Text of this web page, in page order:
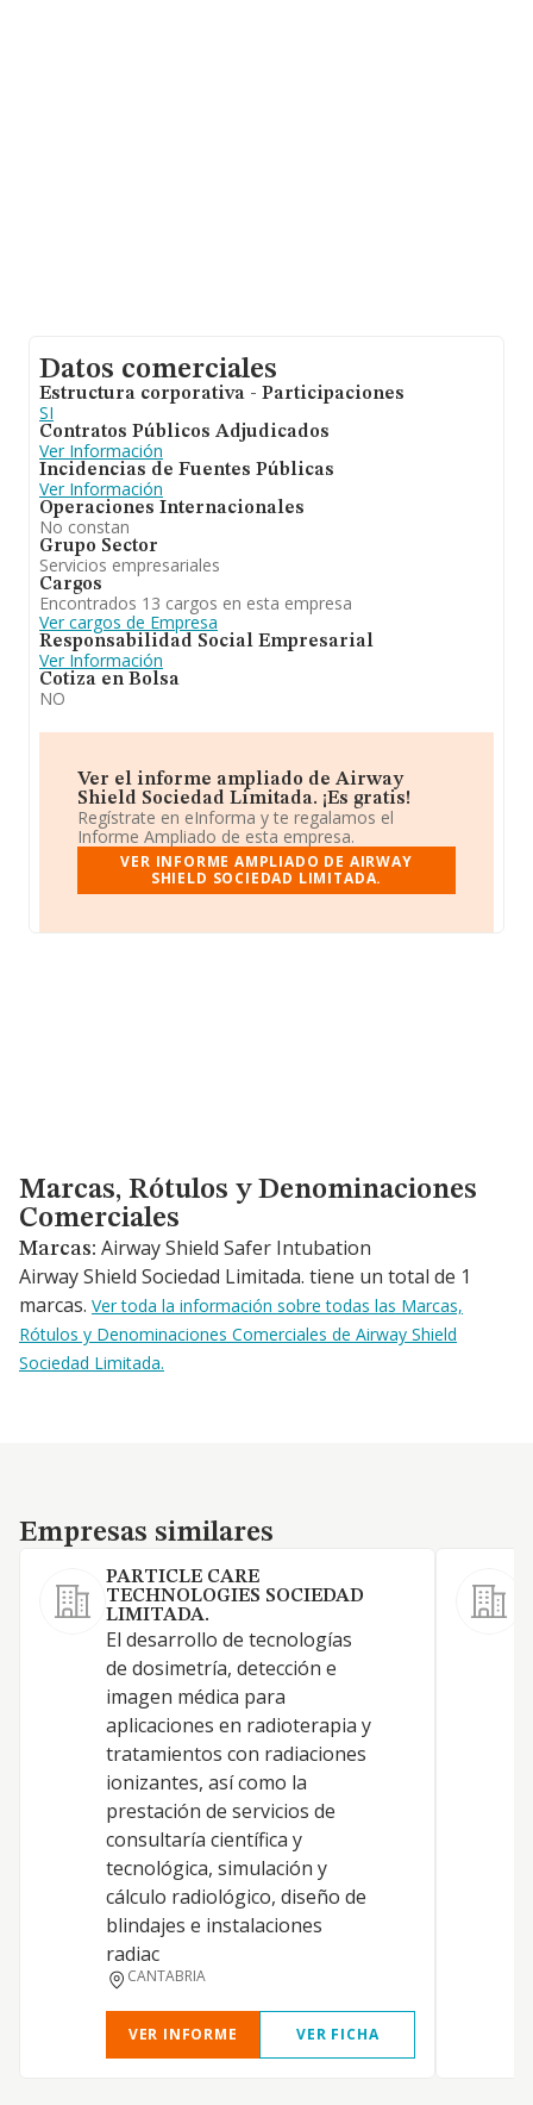
Datos comerciales
Estructura corporativa - Participaciones
SI
Contratos Públicos Adjudicados
Ver Información
Incidencias de Fuentes Públicas
Ver Información
Operaciones Internacionales
No constan
Grupo Sector
Servicios empresariales
Cargos
Encontrados 13 cargos en esta empresa
Ver cargos de Empresa
Responsabilidad Social Empresarial
Ver Información
Cotiza en Bolsa
NO
Ver el informe ampliado de Airway
Shield Sociedad Limitada. ¡Es gratis!
Regístrate en eInforma y te regalamos el
Informe Ampliado de esta empresa.
VER INFORME AMPLIADO DE AIRWAY
SHIELD SOCIEDAD LIMITADA.
Marcas, Rótulos y Denominaciones Comerciales
Marcas, Rótulos y Denominaciones
Comerciales
Marcas: Airway Shield Safer Intubation
Airway Shield Sociedad Limitada. tiene un total de 1
marcas. Ver toda la información sobre todas las Marcas,
Rótulos y Denominaciones Comerciales de Airway Shield
Sociedad Limitada.
Empresas similares
Empresas similares
PARTICLE CARE
TECHNOLOGIES SOCIEDAD
LIMITADA.
El desarrollo de tecnologías
de dosimetría, detección e
imagen médica para
aplicaciones en radioterapia y
tratamientos con radiaciones
ionizantes, así como la
prestación de servicios de
consultaría científica y
tecnológica, simulación y
cálculo radiológico, diseño de
blindajes e instalaciones
radiac
CANTABRIA
VER INFORME VER FICHA